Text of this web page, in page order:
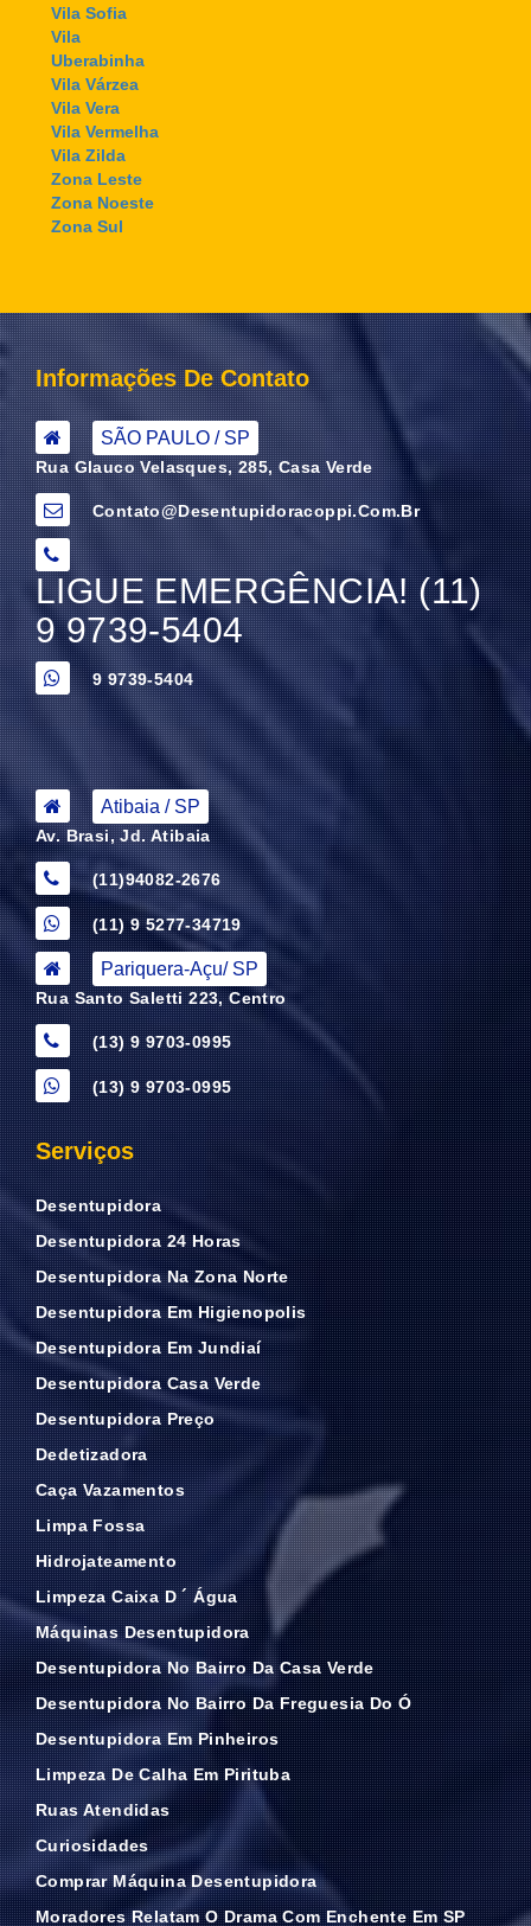
Vila Sofia
Vila
Uberabinha
Vila Várzea
Vila Vera
Vila Vermelha
Vila Zilda
Zona Leste
Zona Noeste
Zona Sul
Informações De Contato
SÃO PAULO / SP
Rua Glauco Velasques, 285, Casa Verde
Contato@desentupidoracoppi.com.br
LIGUE EMERGÊNCIA! (11)
9 9739-5404
9 9739-5404
Atibaia / SP
Av. Brasi, Jd. Atibaia
(11)94082-2676
(11) 9 5277-34719
Pariquera-Açu/ SP
Rua Santo Saletti 223, Centro
(13) 9 9703-0995
(13) 9 9703-0995
Serviços
Desentupidora
Desentupidora 24 Horas
Desentupidora Na Zona Norte
Desentupidora Em Higienopolis
Desentupidora Em Jundiaí
Desentupidora Casa Verde
Desentupidora Preço
Dedetizadora
Caça Vazamentos
Limpa Fossa
Hidrojateamento
Limpeza Caixa D ´ Água
Máquinas Desentupidora
Desentupidora No Bairro Da Casa Verde
Desentupidora No Bairro Da Freguesia Do Ó
Desentupidora Em Pinheiros
Limpeza De Calha Em Pirituba
Ruas Atendidas
Curiosidades
Comprar Máquina Desentupidora
Moradores Relatam O Drama Com Enchente Em SP